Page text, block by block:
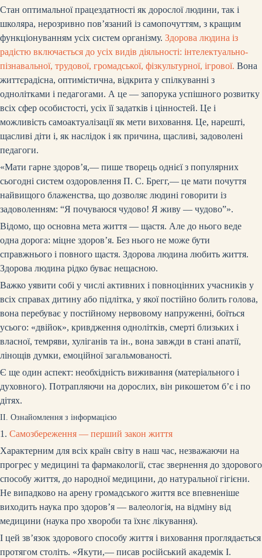
Стан оптимальної працездатності як дорослої людини, так і
школяра, нерозривно пов’язаний із самопочуттям, з кращим
функціонуванням усіх систем організму. Здорова людина із
радістю включається до усіх видів діяльності: інтелектуально-
пізнавальної, трудової, громадської, фізкультурної, ігрової. Вона
життєрадісна, оптимістична, відкрита у спілкуванні з
однолітками і педагогами. А це — запорука успішного розвитку
всіх сфер особистості, усіх її задатків і цінностей. Це і
можливість самоактуалізації як мети виховання. Це, нарешті,
щасливі діти і, як наслідок і як причина, щасливі, задоволені
педагоги.
«Мати гарне здоров’я,— пише творець однієї з популярних
сьогодні систем оздоровлення П. С. Брегг,— це мати почуття
найвищого блаженства, що дозволяє людині говорити із
задоволенням: “Я почуваюся чудово! Я живу — чудово”».
Відомо, що основна мета життя — щастя. Але до нього веде
одна дорога: міцне здоров’я. Без нього не може бути
справжнього і повного щастя. Здорова людина любить життя.
Здорова людина рідко буває нещасною.
Важко уявити собі у числі активних і повноцінних учасників у
всіх справах дитину або підлітка, у якої постійно болить голова,
вона перебуває у постійному нервовому напруженні, боїться
усього: «двійок», кривдження однолітків, смерті близьких і
власної, темряви, хуліганів та ін., вона завжди в стані апатії,
лінощів думки, емоційної загальмованості.
Є ще один аспект: необхідність виживання (матеріального і
духовного). Потрапляючи на дорослих, він рикошетом б’є і по
дітях.
ІІ. Ознайомлення з інформацією
1. Самозбереження — перший закон життя
Характерним для всіх країн світу в наш час, незважаючи на
прогрес у медицині та фармакології, стає звернення до здорового
способу життя, до народної медицини, до натуральної гігієни.
Не випадково на арену громадського життя все впевненіше
виходить наука про здоров’я — валеологія, на відміну від
медицини (наука про хвороби та їхнє лікування).
І цей зв’язок здорового способу життя і виховання проглядається
протягом століть. «Якути,— писав російський академік І.